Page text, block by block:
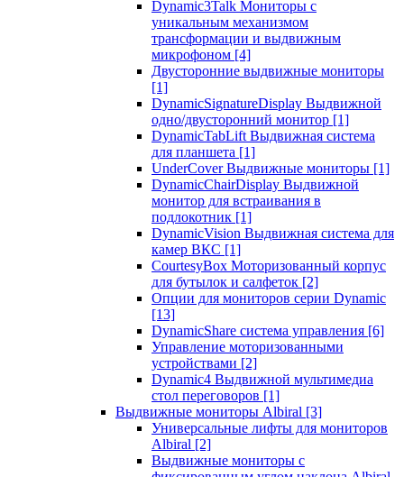
Dynamic3Talk Мониторы с
уникальным механизмом
трансформации и выдвижным
микрофоном [4]
Двусторонние выдвижные мониторы
[1]
DynamicSignatureDisplay Выдвижной
одно/двусторонний монитор [1]
DynamicTabLift Выдвижная система
для планшета [1]
UnderCover Выдвижные мониторы [1]
DynamicChairDisplay Выдвижной
монитор для встраивания в
подлокотник [1]
DynamicVision Выдвижная система для
камер ВКС [1]
CourtesyBox Моторизованный корпус
для бутылок и салфеток [2]
Опции для мониторов серии Dynamic
[13]
DynamicShare система управления [6]
Управление моторизованными
устройствами [2]
Dynamic4 Выдвижной мультимедиа
стол переговоров [1]
Выдвижные мониторы Albiral [3]
Универсальные лифты для мониторов
Albiral [2]
Выдвижные мониторы с